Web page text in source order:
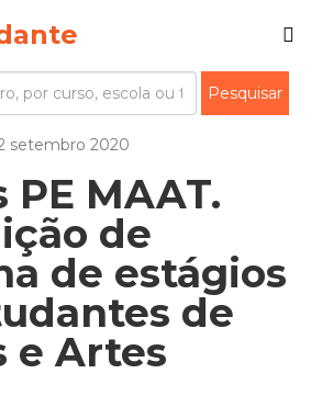
setembro 2020
PE MAAT.
de
de estágios
de
e Artes